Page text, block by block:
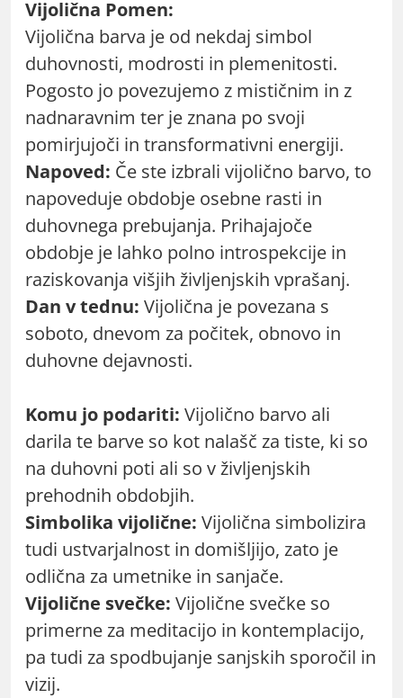
Vijolična Pomen:
Vijolična barva je od nekdaj simbol
duhovnosti, modrosti in plemenitosti.
Pogosto jo povezujemo z mističnim in z
nadnaravnim ter je znana po svoji
pomirjujoči in transformativni energiji.
Napoved: Če ste izbrali vijolično barvo, to
napoveduje obdobje osebne rasti in
duhovnega prebujanja. Prihajajoče
obdobje je lahko polno introspekcije in
raziskovanja višjih življenjskih vprašanj.
Dan v tednu: Vijolična je povezana s
soboto, dnevom za počitek, obnovo in
duhovne dejavnosti.
Komu jo podariti: Vijolično barvo ali
darila te barve so kot nalašč za tiste, ki so
na duhovni poti ali so v življenjskih
prehodnih obdobjih.
Simbolika vijolične: Vijolična simbolizira
tudi ustvarjalnost in domišljijo, zato je
odlična za umetnike in sanjače.
Vijolične svečke: Vijolične svečke so
primerne za meditacijo in kontemplacijo,
pa tudi za spodbujanje sanjskih sporočil in
vizij.